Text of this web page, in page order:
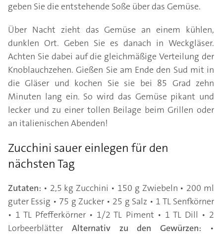
geben Sie die entstehende Soße über das Gemüse.
Über Nacht zieht das Gemüse an einem kühlen,
dunklen Ort. Geben Sie es danach in Weckgläser.
Achten Sie dabei auf die gleichmäßige Verteilung der
Knoblauchzehen. Gießen Sie am Ende den Sud mit in
die Gläser und kochen Sie sie bei 85 Grad zehn
Minuten lang ein. So wird das Gemüse pikant und
lecker und zu einer tollen Beilage beim Grillen oder
an italienischen Abenden!
Zucchini sauer einlegen für den
nächsten Tag
Zutaten: • 2,5 kg Zucchini • 150 g Zwiebeln • 200 ml
guter Essig • 75 g Zucker • 25 g Salz • 1 TL Senfkörner
• 1 TL Pfefferkörner • 1/2 TL Piment • 1 TL Dill • 2
Lorbeerblätter Alternativ zu den Gewürzen: •